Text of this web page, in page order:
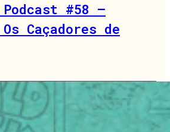
#58 –
Caçadores de